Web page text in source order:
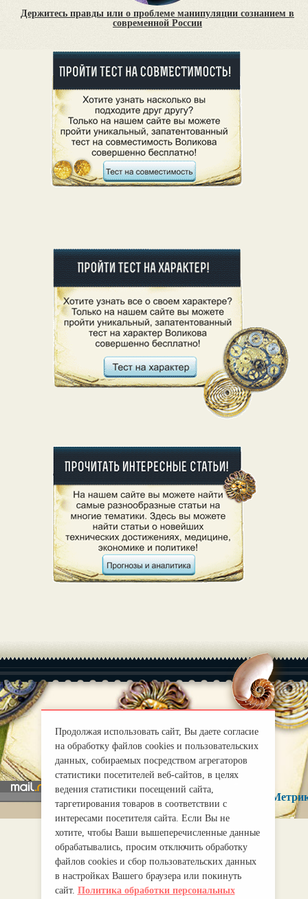
Держитесь правды или о проблеме манипуляции сознанием в
современной России
О нас |
Правила
mirprognoz@mail.ru
Продолжая использовать сайт, Вы даете согласие
на обработку файлов cookies и пользовательских
данных, собираемых посредством агрегаторов
статистики посетителей веб-сайтов, в целях
ведения статистики посещений сайта,
таргетирования товаров в соответствии с
интересами посетителя сайта. Если Вы не
хотите, чтобы Ваши вышеперечисленные данные
обрабатывались, просим отключить обработку
файлов cookies и сбор пользовательских данных
в настройках Вашего браузера или покинуть
сайт. Политика обработки персональных